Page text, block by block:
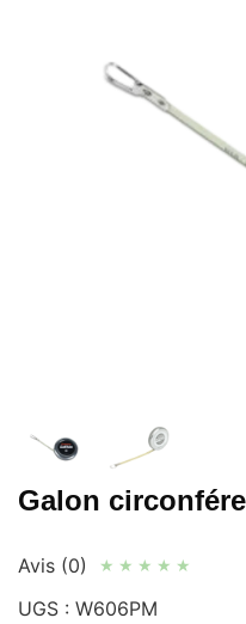
Galon
Avis (0) ★ ★ ★ ★ ★
UGS : W606PM